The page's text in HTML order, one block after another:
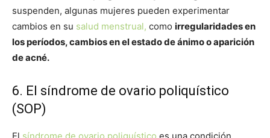
suspenden, algunas mujeres pueden experimentar
cambios en su salud menstrual, como irregularidades en
los períodos, cambios en el estado de ánimo o aparición
de acné.
6. El síndrome de ovario poliquístico
(SOP)